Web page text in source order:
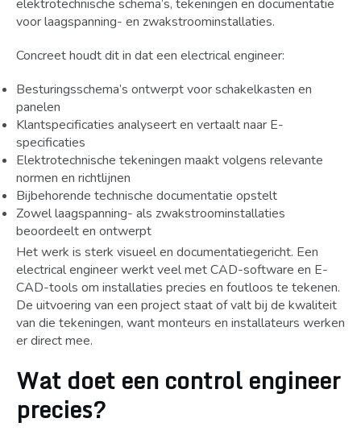
elektrotechnische schema’s, tekeningen en documentatie
voor laagspanning- en zwakstroominstallaties.
Concreet houdt dit in dat een electrical engineer:
Besturingsschema’s ontwerpt voor schakelkasten en
panelen
Klantspecificaties analyseert en vertaalt naar E-
specificaties
Elektrotechnische tekeningen maakt volgens relevante
normen en richtlijnen
Bijbehorende technische documentatie opstelt
Zowel laagspanning- als zwakstroominstallaties
beoordeelt en ontwerpt
Het werk is sterk visueel en documentatiegericht. Een
electrical engineer werkt veel met CAD-software en E-
CAD-tools om installaties precies en foutloos te tekenen.
De uitvoering van een project staat of valt bij de kwaliteit
van die tekeningen, want monteurs en installateurs werken
er direct mee.
Wat doet een control engineer
precies?